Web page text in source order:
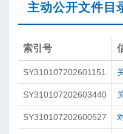
民生
主动公开文件目
索引号
SY310107202601151
SY310107202603440
SY310107202600527